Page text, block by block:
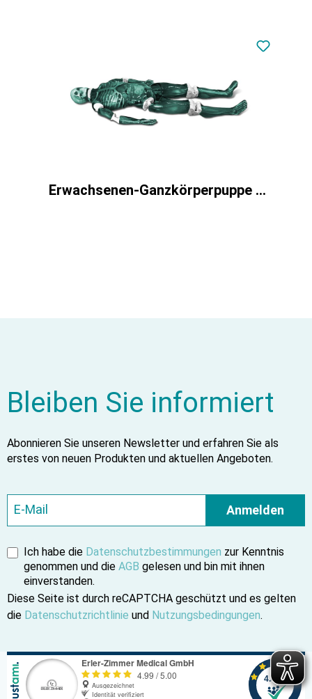
Erwachsenen-Ganzkörperpuppe Röntgen, CT, US mit Muskeln
Bleiben Sie informiert
Abonnieren Sie unseren Newsletter und erfahren Sie als
erstes von neuen Produkten und aktuellen Angeboten.
Anmelden
Ich habe die Datenschutzbestimmungen zur Kenntnis
genommen und die AGB gelesen und bin mit ihnen
einverstanden.
Diese Seite ist durch reCAPTCHA geschützt und es gelten
die Datenschutzrichtlinie und Nutzungsbedingungen.